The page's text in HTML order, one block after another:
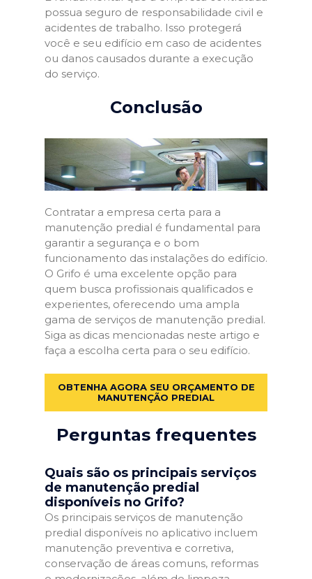
possua seguro de responsabilidade civil e
acidentes de trabalho. Isso protegerá
você e seu edifício em caso de acidentes
ou danos causados durante a execução
do serviço.
Conclusão
Contratar a empresa certa para a
manutenção predial é fundamental para
garantir a segurança e o bom
funcionamento das instalações do edifício.
O Grifo é uma excelente opção para
quem busca profissionais qualificados e
experientes, oferecendo uma ampla
gama de serviços de manutenção predial.
Siga as dicas mencionadas neste artigo e
faça a escolha certa para o seu edifício.
OBTENHA AGORA SEU ORÇAMENTO DE
MANUTENÇÃO PREDIAL
Perguntas frequentes
Quais são os principais serviços
de manutenção predial
disponíveis no Grifo?
Os principais serviços de manutenção
predial disponíveis no aplicativo incluem
manutenção preventiva e corretiva,
conservação de áreas comuns, reformas